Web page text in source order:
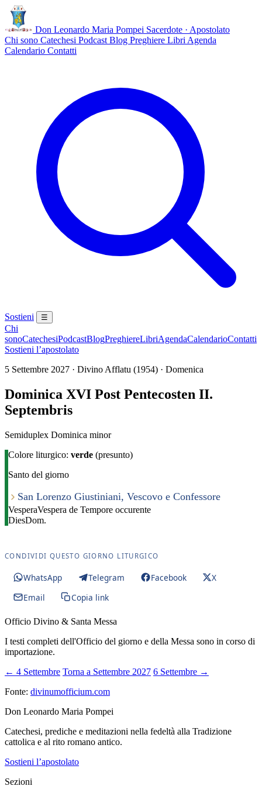
Don Leonardo Maria Pompei Sacerdote · Apostolato
Chi sono Catechesi Podcast Blog Preghiere Libri Agenda
Calendario Contatti
Sostieni ☰
Chi
sonoCatechesiPodcastBlogPreghiereLibriAgendaCalendarioContatti
Sostieni l’apostolato
5 Settembre 2027 · Divino Afflatu (1954) · Domenica
Dominica XVI Post Pentecosten II.
Septembris
Semiduplex Dominica minor
Colore liturgico: verde (presunto)
Santo del giorno
San Lorenzo Giustiniani, Vescovo e Confessore
VesperaVespera de Tempore occurente
DiesDom.
CONDIVIDI QUESTO GIORNO LITURGICO
WhatsApp Telegram Facebook
X
Email
Copia link
Officio Divino & Santa Messa
I testi completi dell'Officio del giorno e della Messa sono in corso di
importazione.
← 4 Settembre Torna a Settembre 2027 6 Settembre →
Fonte: divinumofficium.com
Don Leonardo Maria Pompei
Catechesi, prediche e meditazioni nella fedeltà alla Tradizione
cattolica e al rito romano antico.
Sostieni l’apostolato
Sezioni